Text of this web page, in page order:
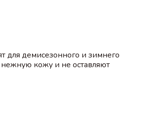
для демисезонного и зимнего
кожу и не оставляют